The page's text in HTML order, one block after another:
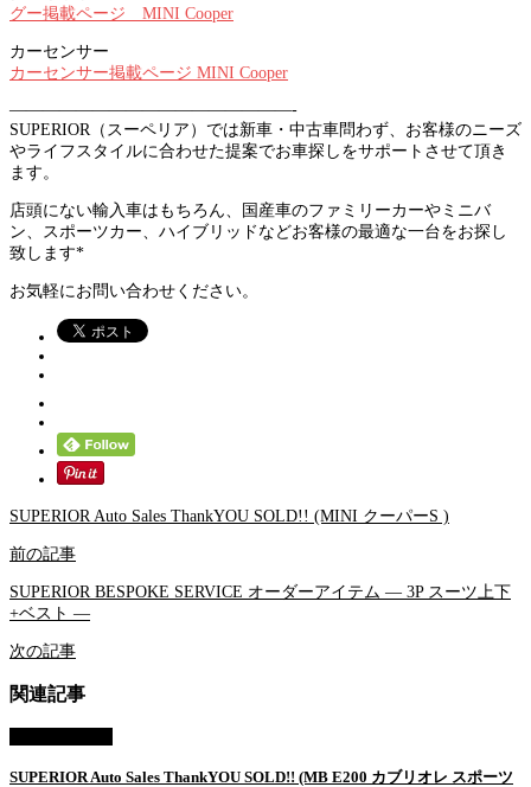
グー掲載ページ MINI Cooper
カーセンサー
カーセンサー掲載ページ MINI Cooper
—————————————————-
SUPERIOR（スーペリア）では新車・中古車問わず、お客様のニーズ
やライフスタイルに合わせた提案でお車探しをサポートさせて頂き
ます。
店頭にない輸入車はもちろん、国産車のファミリーカーやミニバ
ン、スポーツカー、ハイブリッドなどお客様の最適な一台をお探し
致します*
お気軽にお問い合わせください。
SUPERIOR Auto Sales ThankYOU SOLD!! (MINI クーパーS )
前の記事
SUPERIOR BESPOKE SERVICE オーダーアイテム — 3P スーツ上下
+ベスト —
次の記事
関連記事
SUPERIOR Auto Sales ThankYOU SOLD!! (MB E200 カブリオレ スポーツ